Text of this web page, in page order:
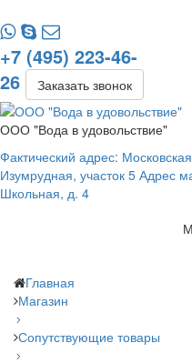
+7 (495) 223-46-
26
Заказать звонок
ООО "Вода в удовольствие"
Фактический адрес:
Изумрудная, участок 5 Адрес
Школьная, д. 4
Главная
Магазин
Сопутствующие товары